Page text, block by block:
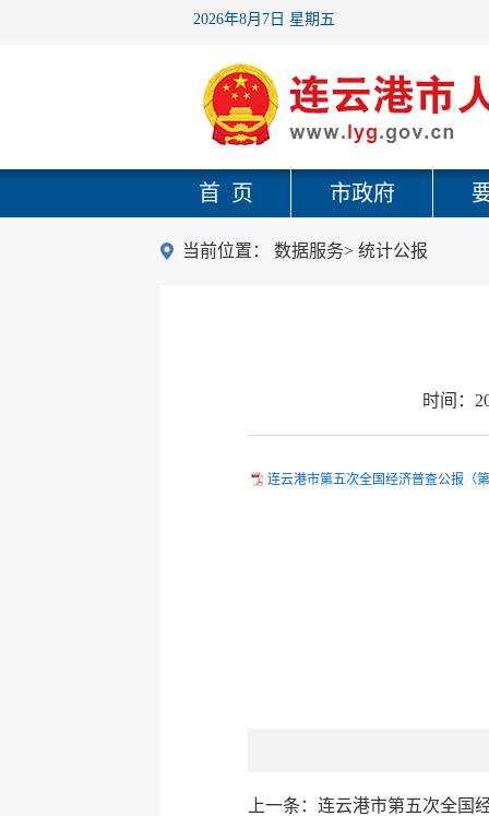
2026年8月7日 星期五
首 页 市政府
当前位置： 数据服务> 统计公报
时间：
连云港市第五次全国经济普查公报（
上一条： 连云港市第五次全国